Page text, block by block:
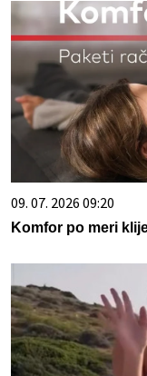
09. 07. 2026 09:20
Komfor po meri